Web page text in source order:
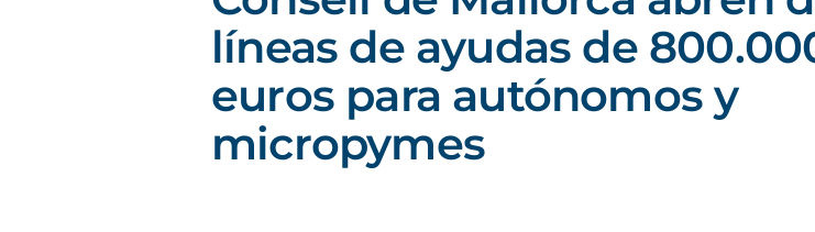
líneas de ayudas de
euros para autónomos y
micropymes